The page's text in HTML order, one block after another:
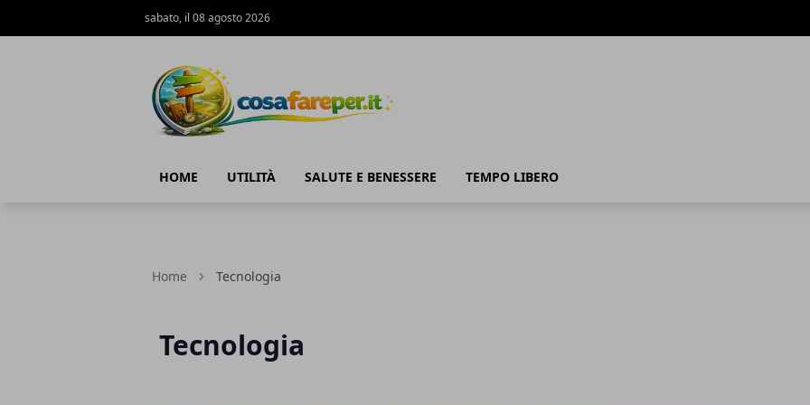
sabato, il 08 agosto 2026
HOME UTILITÀ SALUTE E BENESSERE TEMPO LIBERO
Home Tecnologia
Tecnologia